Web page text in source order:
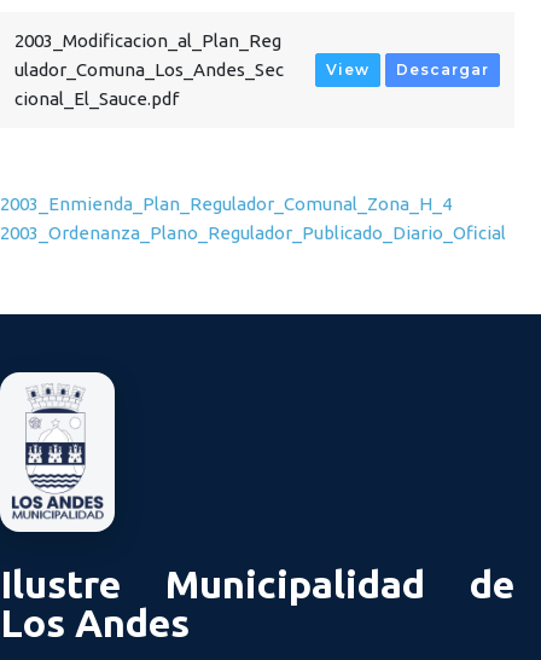
2003_Modificacion_al_Plan_Reg
ulador_Comuna_Los_Andes_Sec
cional_El_Sauce.pdf
View Descargar
Navegación de entradas
2003_Enmienda_Plan_Regulador_Comunal_Zona_H_4
2003_Ordenanza_Plano_Regulador_Publicado_Diario_Oficial
Ilustre Municipalidad de
Los Andes